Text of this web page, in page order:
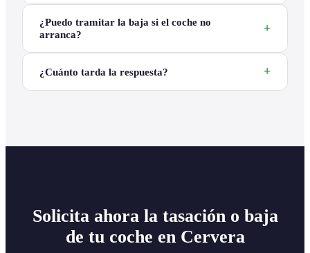
¿Puedo tramitar la baja si el coche no
arranca?
¿Cuánto tarda la respuesta?
Solicita ahora la tasación o baja
de tu coche en Cervera